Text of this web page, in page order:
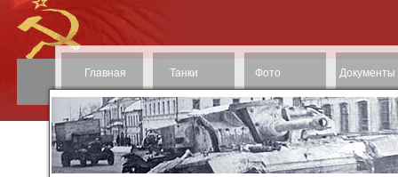
Главная Танки Фото Документы